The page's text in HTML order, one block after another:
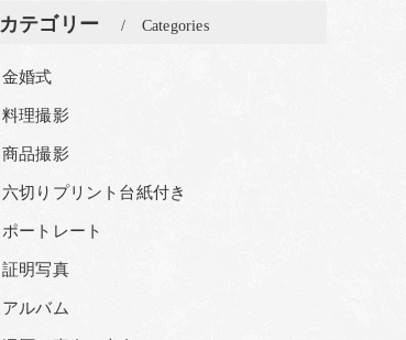
カテゴリー Categories
金婚式
料理撮影
商品撮影
六切りプリント台紙付き
ポートレート
証明写真
アルバム